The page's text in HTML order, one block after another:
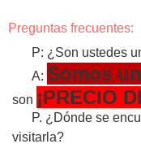
Preguntas frecuentes:
P: ¿Son ustedes
A: Somos
son ¡PRECIO
P. ¿Dónde se
visitarla?